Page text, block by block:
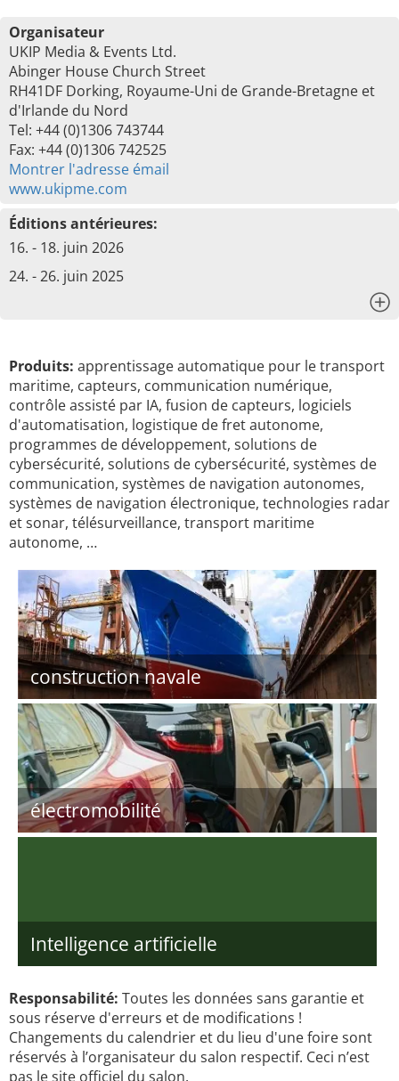
Organisateur
UKIP Media & Events Ltd.
Abinger House Church Street
RH41DF Dorking, Royaume-Uni de Grande-Bretagne et
d'Irlande du Nord
Tel: +44 (0)1306 743744
Fax: +44 (0)1306 742525
Montrer l'adresse émail
www.ukipme.com
Éditions antérieures:
16. - 18. juin 2026
24. - 26. juin 2025
Produits: apprentissage automatique pour le transport
maritime, capteurs, communication numérique,
contrôle assisté par IA, fusion de capteurs, logiciels
d'automatisation, logistique de fret autonome,
programmes de développement, solutions de
cybersécurité, solutions de cybersécurité, systèmes de
communication, systèmes de navigation autonomes,
systèmes de navigation électronique, technologies radar
et sonar, télésurveillance, transport maritime
autonome, …
construction navale
électromobilité
Intelligence artificielle
Responsabilité: Toutes les données sans garantie et
sous réserve d'erreurs et de modifications !
Changements du calendrier et du lieu d'une foire sont
réservés à l’organisateur du salon respectif. Ceci n’est
pas le site officiel du salon.